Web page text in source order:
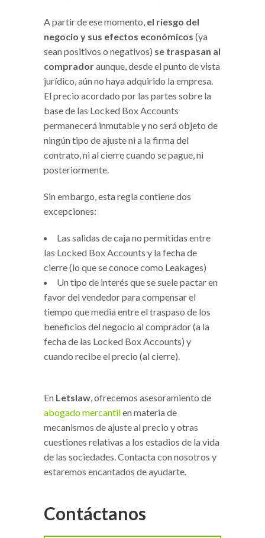
A partir de ese momento, el riesgo del
negocio y sus efectos económicos (ya
sean positivos o negativos) se traspasan al
compradoraunque, desde el punto de vista
jurídico, aún no haya adquirido la empresa.
El precio acordado por las partes sobre la
base de las Locked Box Accounts
permanecerá inmutable y no será objeto de
ningún tipo de ajuste ni a la firma del
contrato, ni al cierre cuando se pague, ni
posteriormente.
Sin embargo, esta regla contiene dos
excepciones:
Las salidas de caja no permitidas entre
las Locked Box Accounts y la fecha de
cierre (lo que se conoce como Leakages)
Un tipo de interés que se suele pactar en
favor del vendedor para compensar el
tiempo que media entre el traspaso de los
beneficios del negocio al comprador (a la
fecha de las Locked Box Accounts) y
cuando recibe el precio (al cierre).
En Letslaw, ofrecemos asesoramiento de
abogado mercantilen materia de
mecanismos de ajuste al precio y otras
cuestiones relativas a los estadios de la vida
de las sociedades. Contacta con nosotros y
estaremos encantados de ayudarte.
Contáctanos